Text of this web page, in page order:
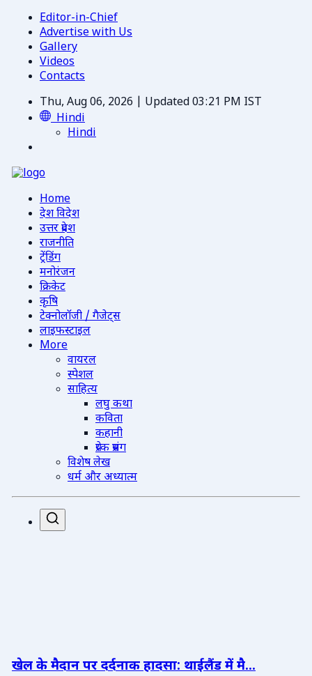
Editor-in-Chief
Advertise with Us
Gallery
Videos
Contacts
Thu, Aug 06, 2026 | Updated 03:21 PM IST
Hindi
Hindi
Home
देश विदेश
उत्तर प्रदेश
राजनीति
ट्रेंडिंग
मनोरंजन
क्रिकेट
कृषि
टेक्नोलॉजी / गैजेट्स
लाइफस्टाइल
More
वायरल
स्पेशल
साहित्य
लघु कथा
कविता
कहानी
प्रेरक प्रसंग
विशेष लेख
धर्म और अध्यात्म
खेल के मैदान पर दर्दनाक हादसा: थाईलैंड में मै...